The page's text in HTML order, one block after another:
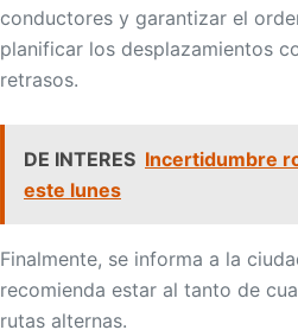
conductores y garantizar el
planificar los desplazamientos
retrasos.
DE INTERES Incertidumbre
este lunes
Finalmente, se informa a la
recomienda estar al tanto de
rutas alternas.